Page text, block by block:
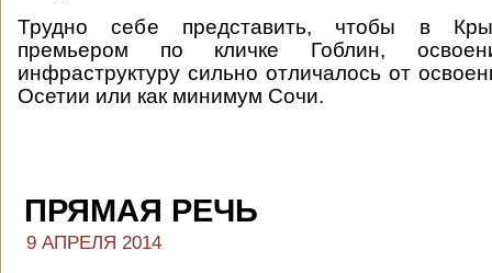
Трудно себе представить, чтобы в
премьером по кличке Гоблин,
инфраструктуру сильно отличалось от
Осетии или как минимум Сочи.
ПРЯМАЯ РЕЧЬ
9 АПРЕЛЯ 2014